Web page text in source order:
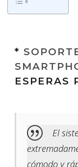
*
ESPERAS
El
cómodo y